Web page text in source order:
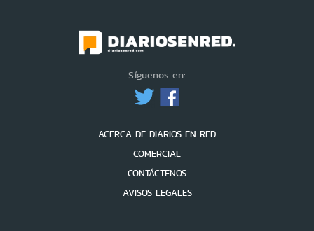
Síguenos en:
ACERCA DE DIARIOS EN RED
COMERCIAL
CONTÁCTENOS
AVISOS LEGALES